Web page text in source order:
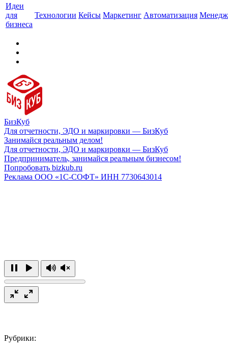
Идеи
для
бизнеса
Технологии Кейсы Маркетинг Автоматизация
БизКуб
Для отчетности, ЭДО и маркировки — БизКуб
Занимайся реальным делом!
Для отчетности, ЭДО и маркировки — БизКуб
Предприниматель, занимайся реальным бизнесом!
Попробовать bizkub.ru
Реклама ООО «1С-СОФТ» ИНН 7730643014
Рубрики: